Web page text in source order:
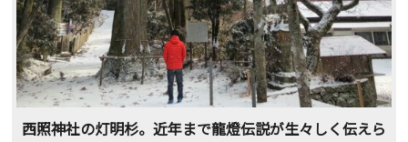
西照神社の灯明杉。近年まで龍燈伝説が生々しく伝えら